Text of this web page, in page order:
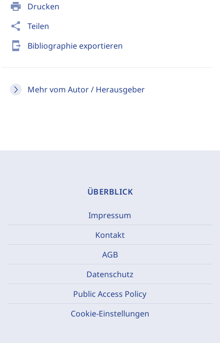
print Drucken
share Teilen
send_to_mobile Bibliographie exportieren
Mehr vom Autor / Herausgeber
ÜBERBLICK
Impressum
Kontakt
AGB
Datenschutz
Public Access Policy
Cookie-Einstellungen